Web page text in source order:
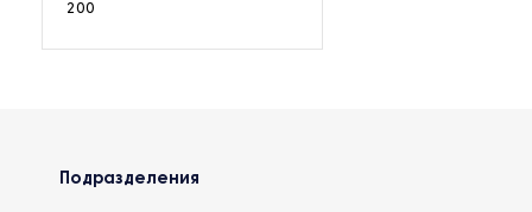
200
Подразделения